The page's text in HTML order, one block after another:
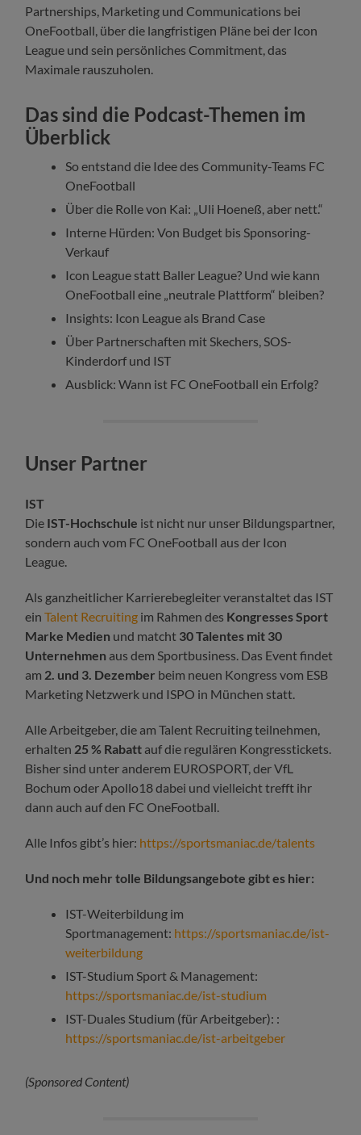
Partnerships, Marketing und Communications bei
OneFootball, über die langfristigen Pläne bei der Icon
League und sein persönliches Commitment, das
Maximale rauszuholen.
Das sind die Podcast-Themen im
Überblick
So entstand die Idee des Community-Teams FC
OneFootball
Über die Rolle von Kai: „Uli Hoeneß, aber nett.“
Interne Hürden: Von Budget bis Sponsoring-
Verkauf
Icon League statt Baller League? Und wie kann
OneFootball eine „neutrale Plattform“ bleiben?
Insights: Icon League als Brand Case
Über Partnerschaften mit Skechers, SOS-
Kinderdorf und IST
Ausblick: Wann ist FC OneFootball ein Erfolg?
Unser Partner
IST
Die IST-Hochschule ist nicht nur unser Bildungspartner,
sondern auch vom FC OneFootball aus der Icon
League.
Als ganzheitlicher Karrierebegleiter veranstaltet das IST
einTalent Recruiting im Rahmen des Kongresses Sport
Marke Medien und matcht 30 Talentes mit 30
Unternehmen aus dem Sportbusiness. Das Event findet
am 2. und 3. Dezember beim neuen Kongress vom ESB
Marketing Netzwerk und ISPO in München statt.
Alle Arbeitgeber, die am Talent Recruiting teilnehmen,
erhalten 25 % Rabatt auf die regulären Kongresstickets.
Bisher sind unter anderem EUROSPORT, der VfL
Bochum oder Apollo18 dabei und vielleicht trefft ihr
dann auch auf den FC OneFootball.
Alle Infos gibt’s hier: https://sportsmaniac.de/talents
Und noch mehr tolle Bildungsangebote gibt es hier:
IST-Weiterbildung im
Sportmanagement: https://sportsmaniac.de/ist-
weiterbildung
IST-Studium Sport & Management:
https://sportsmaniac.de/ist-studium
IST-Duales Studium (für Arbeitgeber): :
https://sportsmaniac.de/ist-arbeitgeber
(Sponsored Content)